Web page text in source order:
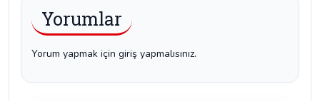
Yorumlar
Yorum yapmak için giriş yapmalısınız.